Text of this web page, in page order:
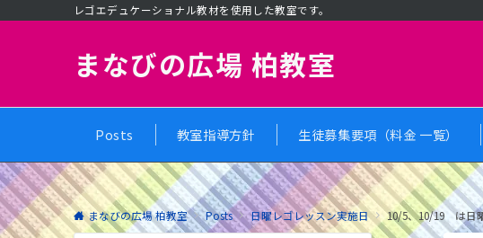
レゴエデュケーショナル教材を使用した教室です。
まなびの広場 柏教室
Posts 教室指導方針 生徒募集要項（料金 一覧）
まなびの広場 柏教室 Posts 日曜レゴレッスン実施日 10/5、10/19 は日